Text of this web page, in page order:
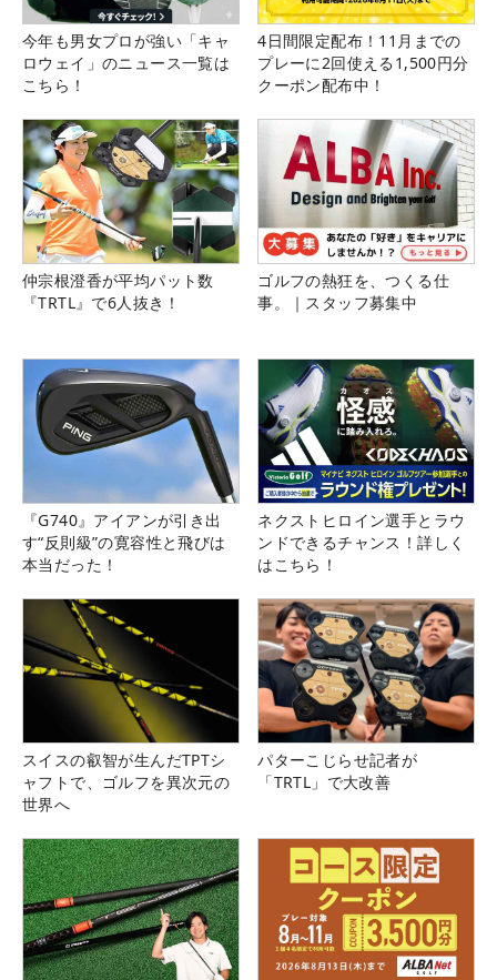
今年も男女プロが強い「キャ
ロウェイ」のニュース一覧は
こちら！
4日間限定配布！11月までの
プレーに2回使える1,500円分
クーポン配布中！
仲宗根澄香が平均パット数
『TRTL』で6人抜き！
ゴルフの熱狂を、つくる仕
事。｜スタッフ募集中
『G740』アイアンが引き出
す“反則級”の寛容性と飛びは
本当だった！
ネクストヒロイン選手とラウ
ンドできるチャンス！詳しく
はこちら！
スイスの叡智が生んだTPTシ
ャフトで、ゴルフを異次元の
世界へ
パターこじらせ記者が
「TRTL」で大改善